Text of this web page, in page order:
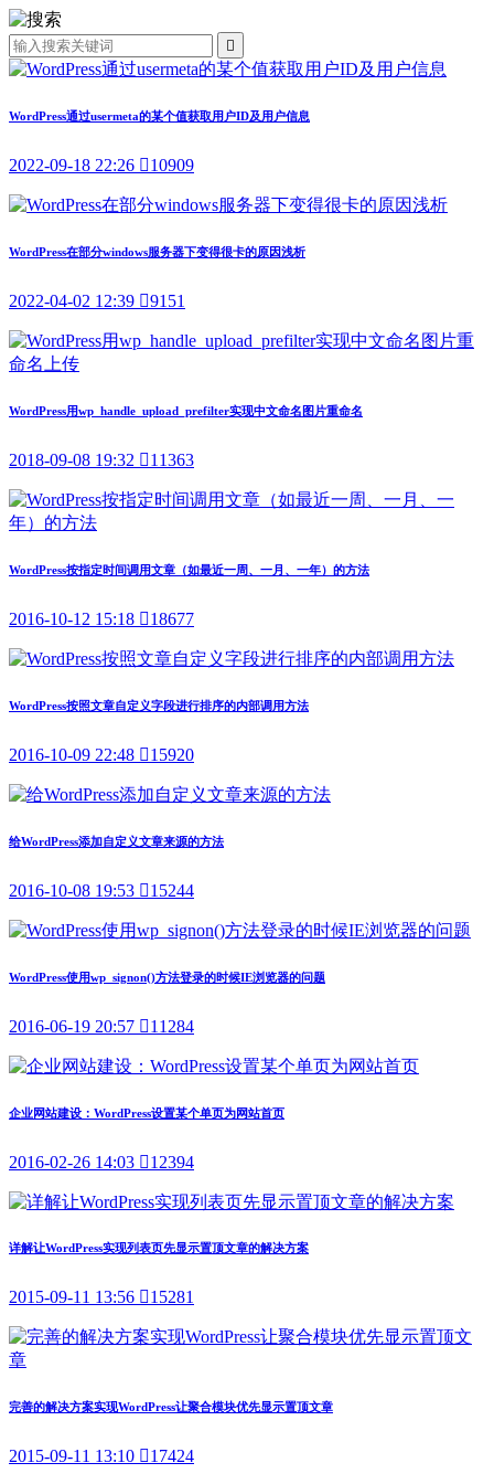

WordPress通过usermeta的某个值获取用户ID及用户信息
2022-09-18 22:26 10909
WordPress在部分windows服务器下变得很卡的原因浅析
2022-04-02 12:39 9151
WordPress用wp_handle_upload_prefilter实现中文命名图片重命名
2018-09-08 19:32 11363
WordPress按指定时间调用文章（如最近一周、一月、一年）的方法
2016-10-12 15:18 18677
WordPress按照文章自定义字段进行排序的内部调用方法
2016-10-09 22:48 15920
给WordPress添加自定义文章来源的方法
2016-10-08 19:53 15244
WordPress使用wp_signon()方法登录的时候IE浏览器的问题
2016-06-19 20:57 11284
企业网站建设：WordPress设置某个单页为网站首页
2016-02-26 14:03 12394
详解让WordPress实现列表页先显示置顶文章的解决方案
2015-09-11 13:56 15281
完善的解决方案实现WordPress让聚合模块优先显示置顶文章
2015-09-11 13:10 17424